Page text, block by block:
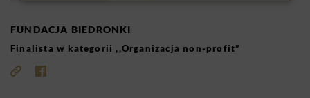
FUNDACJA BIEDRONKI
Finalista w kategorii ,,Organizacja non-profit”